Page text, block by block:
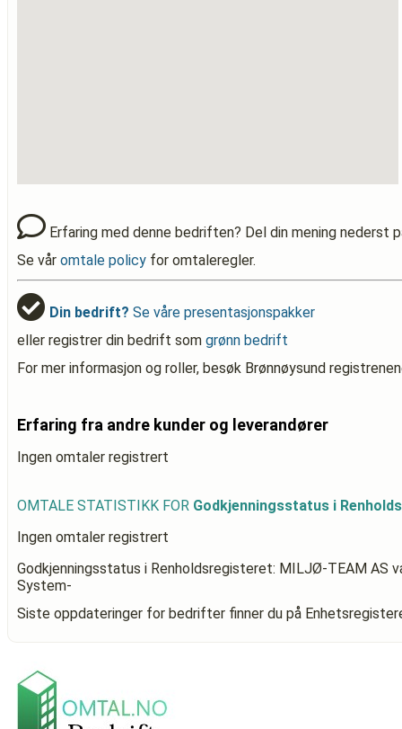
Erfaring med denne bedriften? Del din mening nederst
Se vår omtale policy for omtaleregler.
Din bedrift? Se våre presentasjonspakker
eller registrer din bedrift som grønn bedrift
For mer informasjon og roller, besøk Brønnøysund
Erfaring fra andre kunder og leverandører
Ingen omtaler registrert
OMTALE STATISTIKK FOR Godkjenningsstatus i
Ingen omtaler registrert
Godkjenningsstatus i Renholdsregisteret: MILJØ-TEAM AS
System-
Siste oppdateringer for bedrifter finner du på